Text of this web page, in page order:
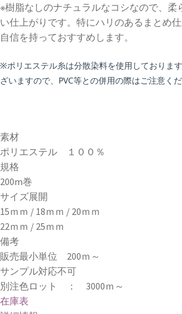
※樹脂なしのナチュラルなコシなので、柔
い仕上がりです。特にハリのあるまとめ
自信を持っておすすめします。
※ポリエステル糸は分散染料を使用しておりま
ざいますので、PVC等との併用の際はご注意くだ
素材
ポリエステル １００％
規格
200m巻
サイズ展開
15ｍｍ / 18ｍｍ / 20ｍｍ
22ｍｍ / 25ｍｍ
備考
販売最小単位 200ｍ～
サンプル対応不可
別注色ロット ： 3000ｍ～
在庫表